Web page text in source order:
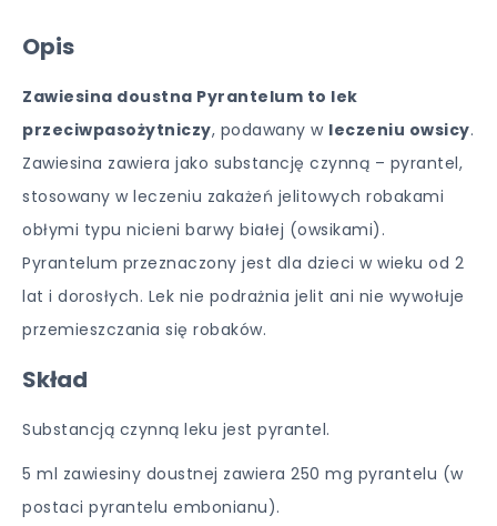
Opis
Zawiesina doustna Pyrantelum to lek
przeciwpasożytniczy, podawany w leczeniu owsicy.
Zawiesina zawiera jako substancję czynną – pyrantel,
stosowany w leczeniu zakażeń jelitowych robakami
obłymi typu nicieni barwy białej (owsikami).
Pyrantelum przeznaczony jest dla dzieci w wieku od 2
lat i dorosłych. Lek nie podrażnia jelit ani nie wywołuje
przemieszczania się robaków.
Skład
Substancją czynną leku jest pyrantel.
5 ml zawiesiny doustnej zawiera 250 mg pyrantelu (w
postaci pyrantelu embonianu).